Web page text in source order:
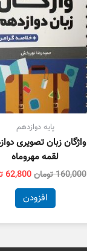
پایه دوازدهم
واژگان زبان تصویری
لقمه مهروماه
160,000تومان62,800
افزودن